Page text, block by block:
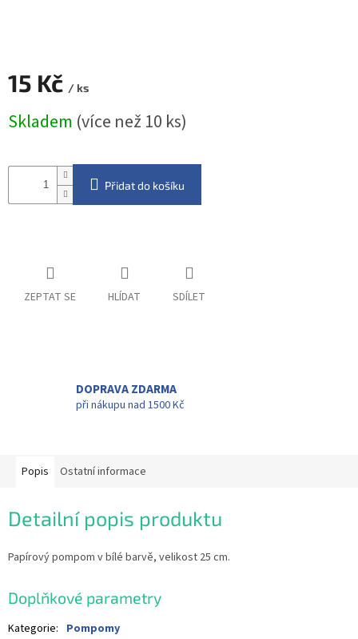
15 Kč / ks
cena:
Skladem (více než 10 ks)
Přidat do košíku
ZEPTAT SE HLÍDAT SDÍLET
DOPRAVA ZDARMA
při nákupu nad 1500 Kč
Popis Ostatní informace
Detailní popis produktu
Papírový pompom v bílé barvě, velikost 25 cm.
Doplňkové parametry
Kategorie: Pompomy